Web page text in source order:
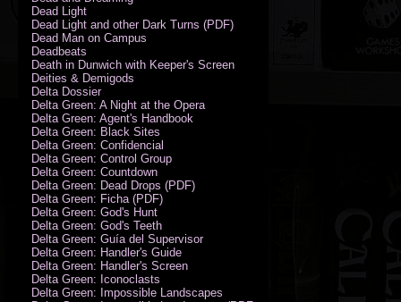
Dead Light
Dead Light and other Dark Turns (PDF)
Dead Man on Campus
Deadbeats
Death in Dunwich with Keeper's Screen
Deities & Demigods
Delta Dossier
Delta Green: A Night at the Opera
Delta Green: Agent's Handbook
Delta Green: Black Sites
Delta Green: Confidencial
Delta Green: Control Group
Delta Green: Countdown
Delta Green: Dead Drops (PDF)
Delta Green: Ficha (PDF)
Delta Green: God's Hunt
Delta Green: God's Teeth
Delta Green: Guía del Supervisor
Delta Green: Handler's Guide
Delta Green: Handler's Screen
Delta Green: Iconoclasts
Delta Green: Impossible Landscapes